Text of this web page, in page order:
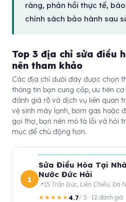
ràng, phản hồi thực tế,
chính sách bảo hành sau
Top 3 địa chỉ sửa điều
nên tham khảo
Các địa chỉ dưới đây được chọn
thông tin bạn cung cấp, ưu tiên
đánh giá rõ và dịch vụ liên quan
vệ sinh máy lạnh, bơm gas hoặc
gọi thợ, bạn nên mô tả lỗi và hỏi
mục để chủ động hơn.
1
Sửa Điều Hòa Tại
Nước Đức Hải
15 Trần Đức, Liên Chiểu, Đà
★★★★★4.7/ 5 · 12 đánh giá